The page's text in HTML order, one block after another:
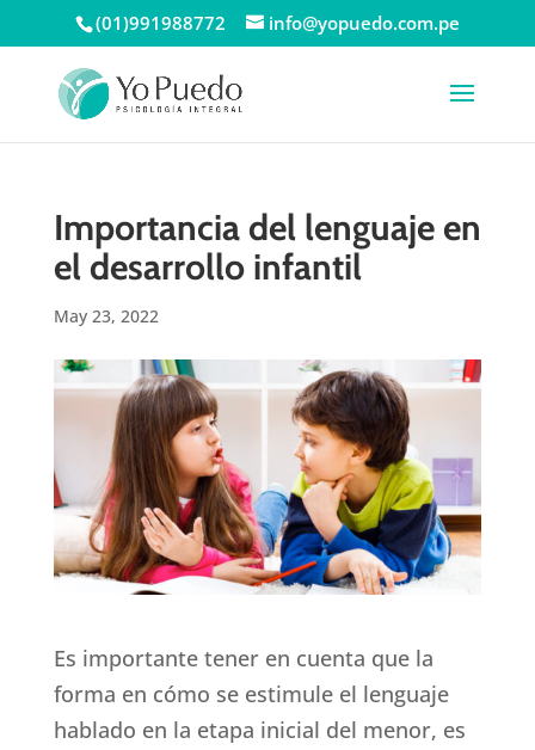
(01)991988772 info@yopuedo.com.pe
Importancia del lenguaje en
el desarrollo infantil
May 23, 2022
Es importante tener en cuenta que la
forma en cómo se estimule el lenguaje
hablado en la etapa inicial del menor, es